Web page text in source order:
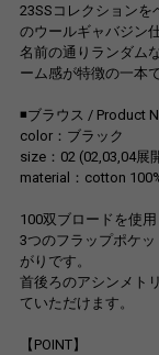
23SSコレクション
のウールギャバジン
名前の通りランダム
ーム感が特徴の一本で
◾️ブラウス / Product
color：ブラック
size：02 (02,03,04展
material：cotton
100双ブロードを使用
3つのフラップポケ
がりです。
首後ろのアシンメト
ていただけます。
【POINT】